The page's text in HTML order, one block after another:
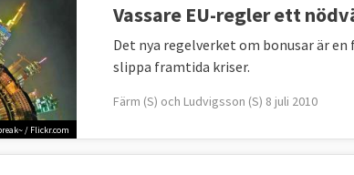
/ Flickr.com
Vassare EU-regler ett
Det nya regelverket om bonusar är
slippa framtida kriser.
Färm (S) och Ludvigsson (S) 8 juli 2010